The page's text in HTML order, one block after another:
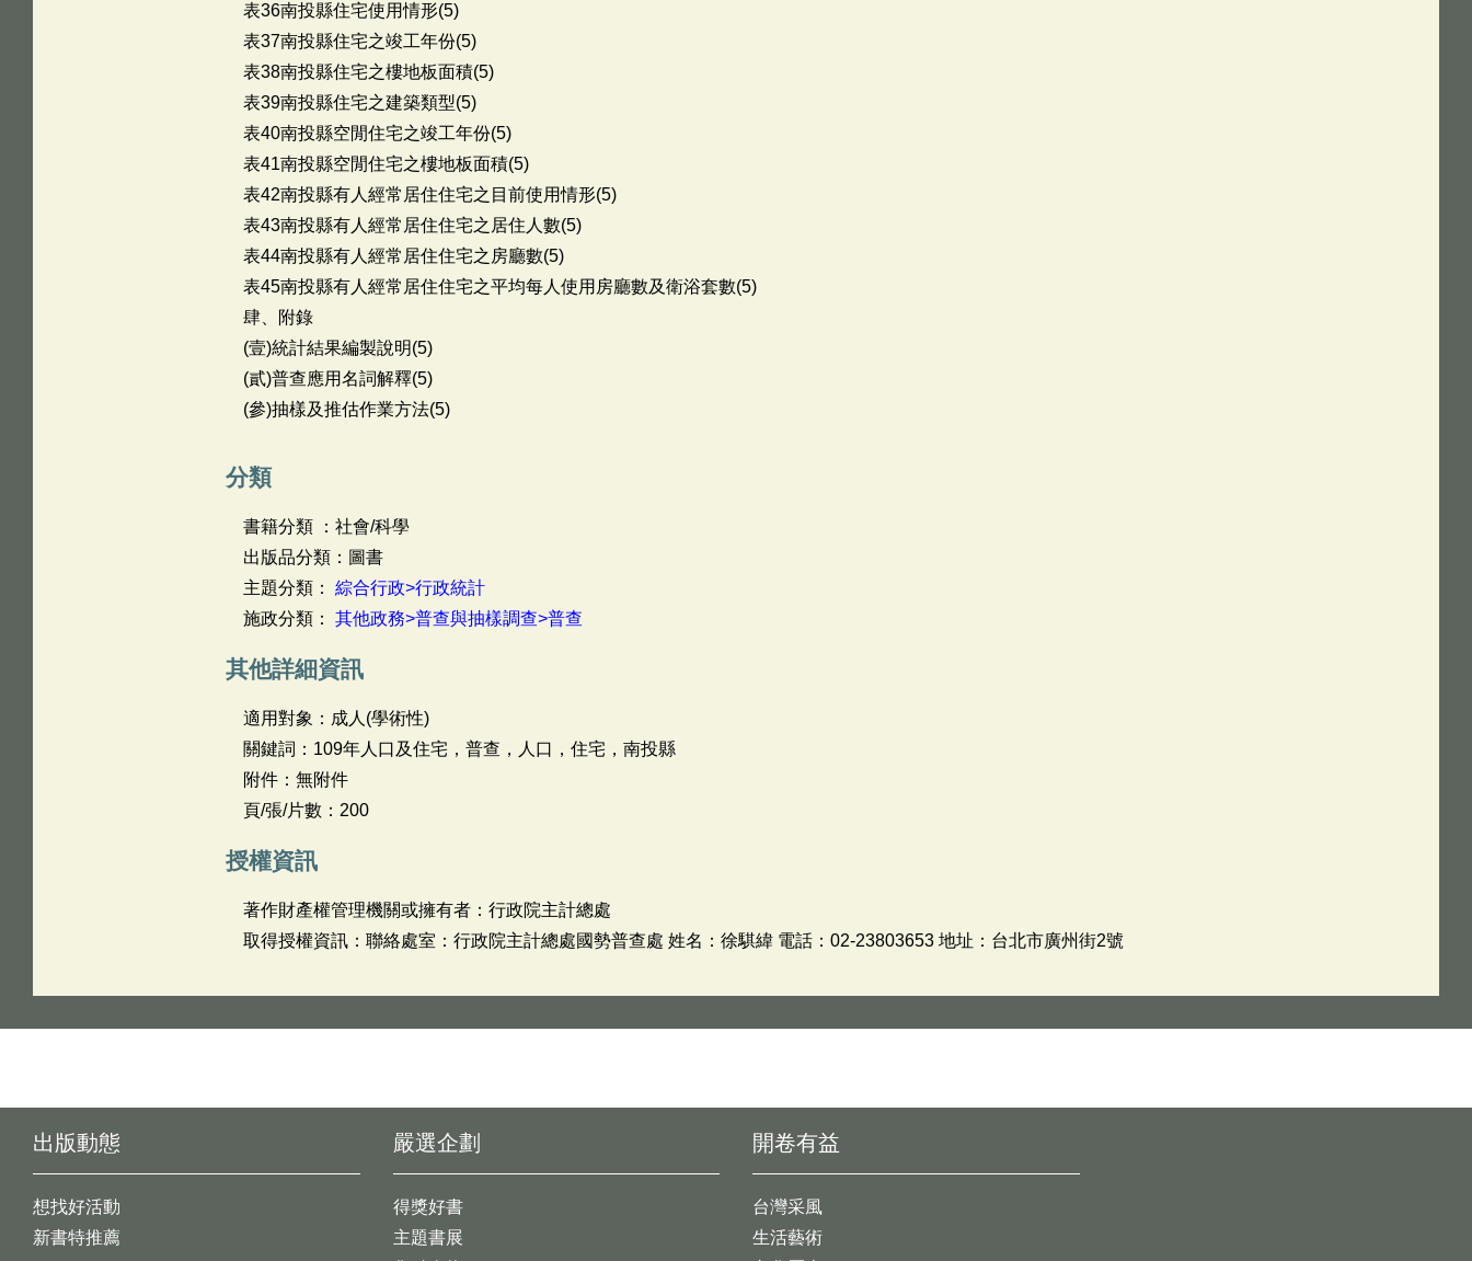
表36南投縣住宅使用情形(5)
表37南投縣住宅之竣工年份(5)
表38南投縣住宅之樓地板面積(5)
表39南投縣住宅之建築類型(5)
表40南投縣空閒住宅之竣工年份(5)
表41南投縣空閒住宅之樓地板面積(5)
表42南投縣有人經常居住住宅之目前使用情形(5)
表43南投縣有人經常居住住宅之居住人數(5)
表44南投縣有人經常居住住宅之房廳數(5)
表45南投縣有人經常居住住宅之平均每人使用房廳數及衛浴套數(5)
肆、附錄
(壹)統計結果編製說明(5)
(貳)普查應用名詞解釋(5)
(參)抽樣及推估作業方法(5)
分類
書籍分類 ：社會/科學
出版品分類：圖書
主題分類： 綜合行政>行政統計
施政分類： 其他政務>普查與抽樣調查>普查
其他詳細資訊
適用對象：成人(學術性)
關鍵詞：109年人口及住宅，普查，人口，住宅，南投縣
附件：無附件
頁/張/片數：200
授權資訊
著作財產權管理機關或擁有者：行政院主計總處
取得授權資訊：聯絡處室：行政院主計總處國勢普查處 姓名：徐騏緯 電話：02-23803653 地址：台北市廣州街2號
出版動態
想找好活動
新書特推薦
開卷有益
台灣采風
生活藝術
嚴選企劃
得獎好書
主題書展